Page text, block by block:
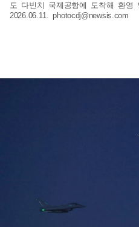
도 다빈치 국제공항에 도착해 환영
2026.06.11.photocdj@newsis.com